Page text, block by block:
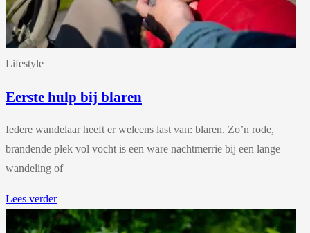
Lifestyle
Eerste hulp bij blaren
Iedere wandelaar heeft er weleens last van: blaren. Zo’n rode,
brandende plek vol vocht is een ware nachtmerrie bij een lange
wandeling of
Lees verder